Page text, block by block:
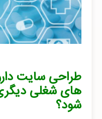
طراحی سایت
های شغلی دیگری
شود؟